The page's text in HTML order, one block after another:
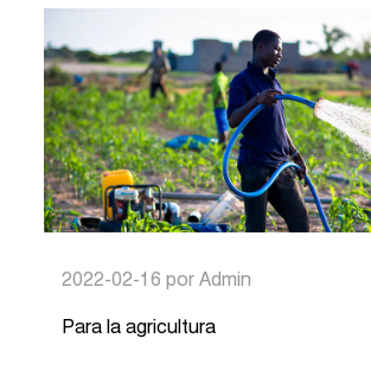
2022-02-16 por Admin
Para la agricultura